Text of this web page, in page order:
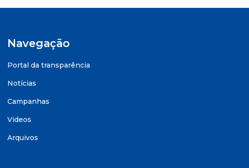
Navegação
Portal da transparência
Notícias
Campanhas
Videos
Arquivos